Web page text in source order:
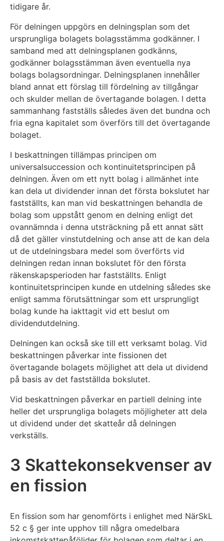
tidigare år.
För delningen uppgörs en delningsplan som det
ursprungliga bolagets bolagsstämma godkänner. I
samband med att delningsplanen godkänns,
godkänner bolagsstämman även eventuella nya
bolags bolagsordningar. Delningsplanen innehåller
bland annat ett förslag till fördelning av tillgångar
och skulder mellan de övertagande bolagen. I detta
sammanhang fastställs således även det bundna och
fria egna kapitalet som överförs till det övertagande
bolaget.
I beskattningen tillämpas principen om
universalsuccession och kontinuitetsprincipen på
delningen. Även om ett nytt bolag i allmänhet inte
kan dela ut dividender innan det första bokslutet har
fastställts, kan man vid beskattningen behandla de
bolag som uppstått genom en delning enligt det
ovannämnda i denna utsträckning på ett annat sätt
då det gäller vinstutdelning och anse att de kan dela
ut de utdelningsbara medel som överförts vid
delningen redan innan bokslutet för den första
räkenskapsperioden har fastställts. Enligt
kontinuitetsprincipen kunde en utdelning således ske
enligt samma förutsättningar som ett ursprungligt
bolag kunde ha iakttagit vid ett beslut om
dividendutdelning.
Delningen kan också ske till ett verksamt bolag. Vid
beskattningen påverkar inte fissionen det
övertagande bolagets möjlighet att dela ut dividend
på basis av det fastställda bokslutet.
Vid beskattningen påverkar en partiell delning inte
heller det ursprungliga bolagets möjligheter att dela
ut dividend under det skatteår då delningen
verkställs.
3 Skattekonsekvenser av
en fission
En fission som har genomförts i enlighet med NärSkL
52 c § ger inte upphov till några omedelbara